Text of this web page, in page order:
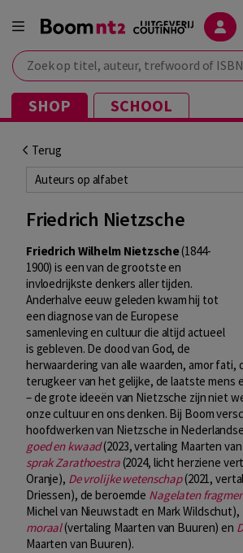
Zoek op titel, auteur, trefwoord of ISBN
SHOP SCHOOL
Terug
Auteurs op alfabet
Friedrich Nietzsche
Friedrich Wilhelm Nietzsche(1844-
1900) is een van de grootste en
invloedrijkste denkers aller tijden.
Anderhalve eeuw geleden kwam hij tot
een diagnose van de Europese
samenleving en cultuur die altijd actueel
is gebleven. De dood van God, de
herwaardering van alle waarden, amor fati,
terugkeer van het gelijke, de laatste mens
– de grote ideeën van Nietzsche zijn niet
onze cultuur en ons denken. Bij Boom
hoofdwerken van Nietzsche in
goed en kwaad(2023, vertaling Maarten
sprak Zarathoestra(2024, licht herziene
Oranje), De vrolijke wetenschap(2021,
Driessen), de beroemde Nagelaten
Michel van Nieuwstadt en Mark Wildschut),
moraal(vertaling Maarten van Buuren) en
Maarten van Buuren).